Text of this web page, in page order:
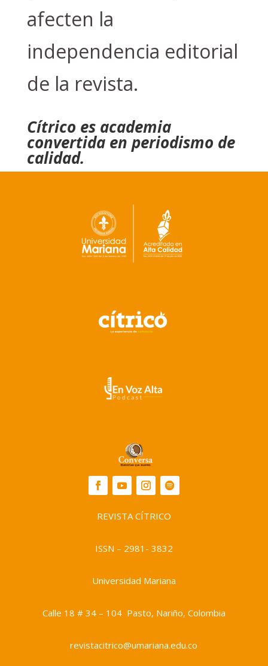
afecten la
independencia editorial
de la revista.
Cítrico es academia
convertida en periodismo de
calidad.
REVISTA CÍTRICO
ISSN – 2981- 3832
Universidad Mariana
Calle 18 # 34 – 104 Pasto, Nariño, Colombia
revistacitrico@umariana.edu.co